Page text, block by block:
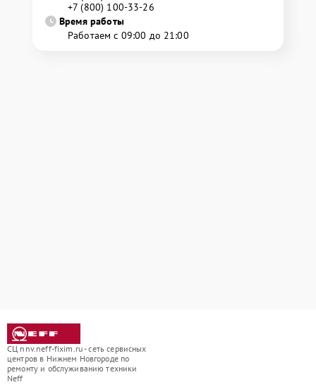
+7 (800) 100-33-26
Время работы
Работаем с 09:00 до 21:00
СЦ nnv.neff-fixim.ru - сеть сервисных
центров в Нижнем Новгороде по
ремонту и обслуживанию техники
Neff